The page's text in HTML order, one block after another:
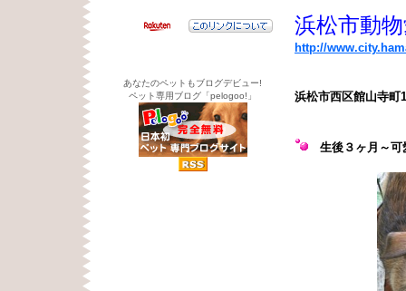
あなたのペットもブログデビュー!
ペット専用ブログ「pelogoo!」
浜松市動
http://
浜松市西区館山寺
生後３ヶ月 ～